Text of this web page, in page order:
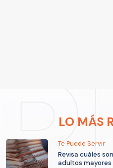
LO MÁS
Te Puede Servir
Revisa cuáles
adultos mayores